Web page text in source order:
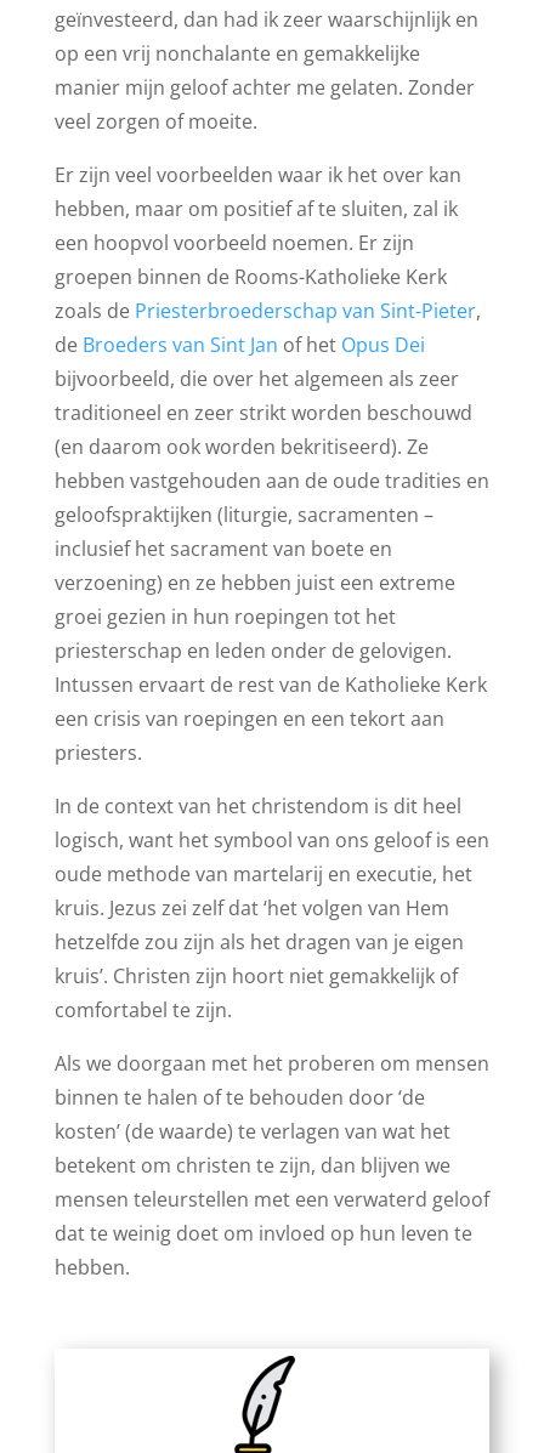
geïnvesteerd, dan had ik zeer waarschijnlijk en
op een vrij nonchalante en gemakkelijke
manier mijn geloof achter me gelaten. Zonder
veel zorgen of moeite.
Er zijn veel voorbeelden waar ik het over kan
hebben, maar om positief af te sluiten, zal ik
een hoopvol voorbeeld noemen. Er zijn
groepen binnen de Rooms-Katholieke Kerk
zoals de Priesterbroederschap van Sint-Pieter,
de Broeders van Sint Jan of het Opus Dei
bijvoorbeeld, die over het algemeen als zeer
traditioneel en zeer strikt worden beschouwd
(en daarom ook worden bekritiseerd). Ze
hebben vastgehouden aan de oude tradities en
geloofspraktijken (liturgie, sacramenten –
inclusief het sacrament van boete en
verzoening) en ze hebben juist een extreme
groei gezien in hun roepingen tot het
priesterschap en leden onder de gelovigen.
Intussen ervaart de rest van de Katholieke Kerk
een crisis van roepingen en een tekort aan
priesters.
In de context van het christendom is dit heel
logisch, want het symbool van ons geloof is een
oude methode van martelarij en executie, het
kruis. Jezus zei zelf dat ‘het volgen van Hem
hetzelfde zou zijn als het dragen van je eigen
kruis’. Christen zijn hoort niet gemakkelijk of
comfortabel te zijn.
Als we doorgaan met het proberen om mensen
binnen te halen of te behouden door ‘de
kosten’ (de waarde) te verlagen van wat het
betekent om christen te zijn, dan blijven we
mensen teleurstellen met een verwaterd geloof
dat te weinig doet om invloed op hun leven te
hebben.